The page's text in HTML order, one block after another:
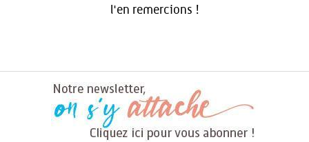
l'en remercions !